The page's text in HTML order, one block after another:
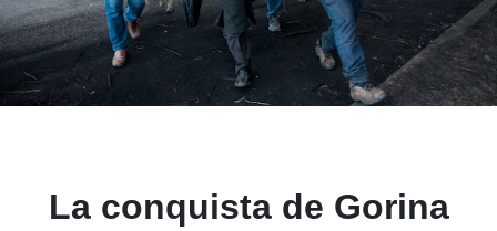
La conquista de Gorina